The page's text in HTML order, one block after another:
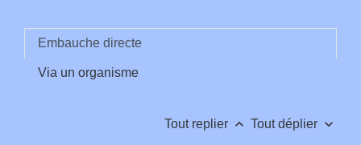
Embauche directe
Via un organisme
Tout replier keyboard_arrow_up Tout déplier keyboard_arrow_down